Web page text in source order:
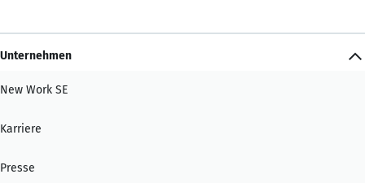
Unternehmen
New Work SE
Karriere
Presse